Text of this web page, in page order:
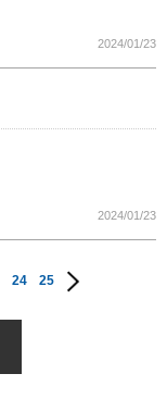
2024/01/23
2024/01/23
24 25